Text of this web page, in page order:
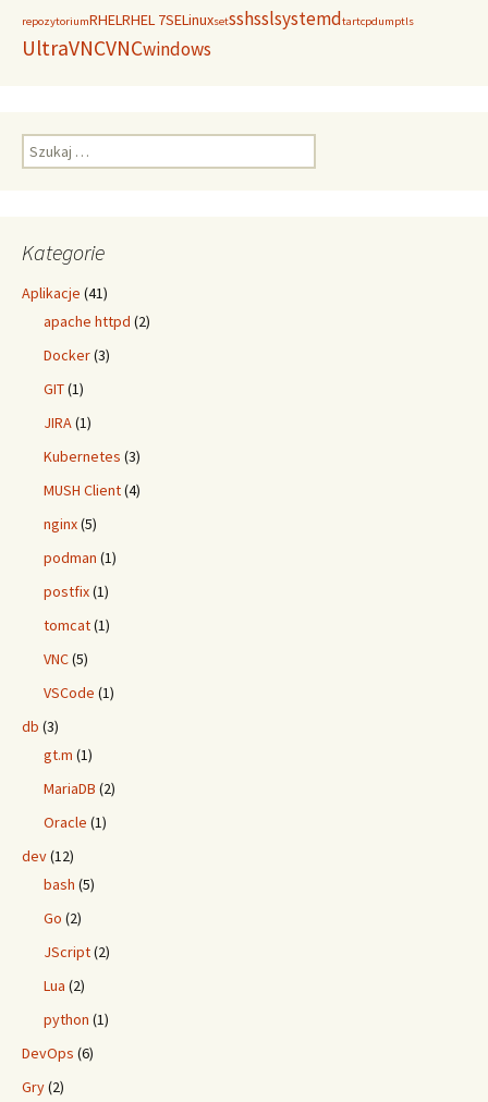
repozytoriumRHELRHEL 7SELinuxsetsshsslsystemdtartcpdumptls
UltraVNCVNCwindows
Szukaj:
Kategorie
Aplikacje (41)
apache httpd (2)
Docker(3)
GIT(1)
JIRA(1)
Kubernetes (3)
MUSH Client(4)
nginx(5)
podman (1)
postfix(1)
tomcat(1)
VNC(5)
VSCode (1)
db (3)
gt.m (1)
MariaDB (2)
Oracle (1)
dev(12)
bash (5)
Go (2)
JScript(2)
Lua (2)
python (1)
DevOps (6)
Gry(2)